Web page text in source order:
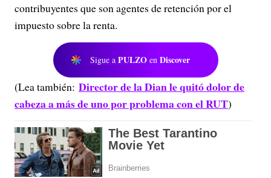
contribuyentes que son agentes de retención por el
impuesto sobre la renta.
Sigue a PULZO en Discover
(Lea también: Director de la Dian le quitó dolor de
cabeza a más de uno por problema con el RUT)